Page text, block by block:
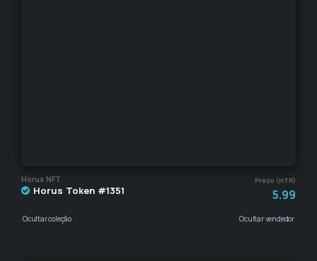
Horus NFT Preço (HTR)
Horus Token #1351 5.99
Ocultar coleção Ocultar vendedor